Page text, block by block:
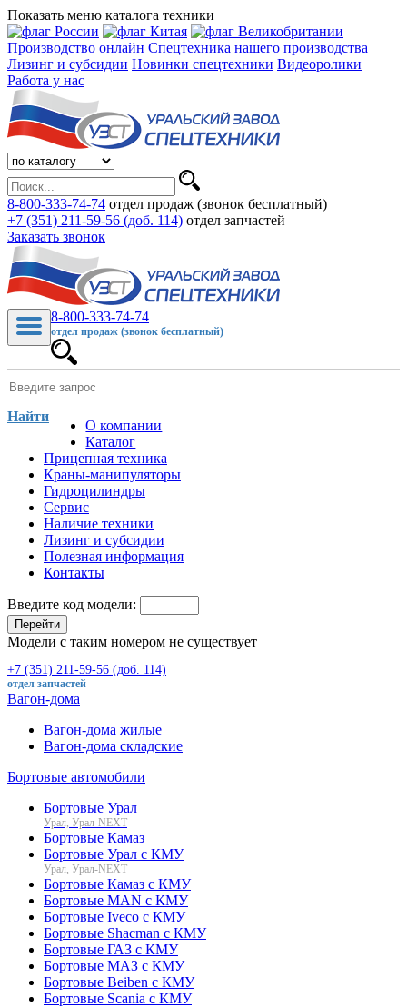
Показать меню каталога техники
Производство онлайн Спецтехника нашего производства
Лизинг и субсидии Новинки спецтехники Видеоролики
Работа у нас
8-800-333-74-74 отдел продаж (звонок бесплатный)
+7 (351) 211-59-56 (доб. 114) отдел запчастей
Заказать звонок
8-800-333-74-74
отдел продаж (звонок бесплатный)
Найти
О компании
Каталог
Прицепная техника
Краны-манипуляторы
Гидроцилиндры
Сервис
Наличие техники
Лизинг и субсидии
Полезная информация
Контакты
Введите код модели:
Перейти
Модели с таким номером не существует
+7 (351) 211-59-56 (доб. 114)
отдел запчастей
Вагон-дома
Вагон-дома жилые
Вагон-дома складские
Бортовые автомобили
Бортовые Урал
Урал, Урал-NEXT
Бортовые Камаз
Бортовые Урал с КМУ
Урал, Урал-NEXT
Бортовые Камаз с КМУ
Бортовые MAN с КМУ
Бортовые Iveco с КМУ
Бортовые Shacman с КМУ
Бортовые ГАЗ с КМУ
Бортовые МАЗ с КМУ
Бортовые Beiben с КМУ
Бортовые Scania с КМУ